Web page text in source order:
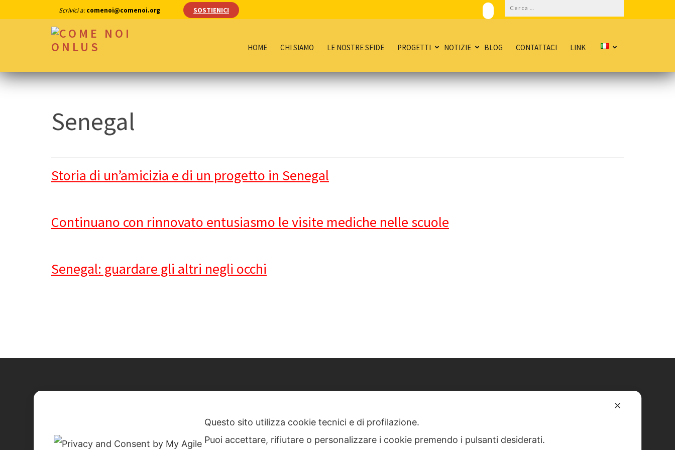
to
Scrivici a:comenoi@comenoi.org SOSTIENICI
Ricerca
per:
HOME CHI SIAMO LE NOSTRE SFIDE PROGETTI NOTIZIE BLOG CONTATTACI LINK
Senegal
Storia di un’amicizia e di un progetto in Senegal
Continuano con rinnovato entusiasmo le visite mediche nelle scuole
Senegal: guardare gli altri negli occhi
Mail:comenoi@comenoi.org
✕
Questo sito utilizza cookie tecnici e di profilazione.
Puoi accettare, rifiutare o personalizzare i cookie premendo i pulsanti desiderati.